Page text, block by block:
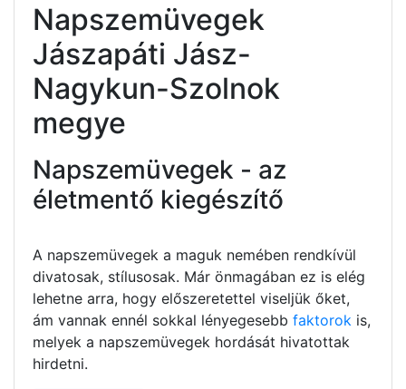
Napszemüvegek
Jászapáti Jász-
Nagykun-Szolnok
megye
Napszemüvegek - az
életmentő kiegészítő
A napszemüvegek a maguk nemében rendkívül
divatosak, stílusosak. Már önmagában ez is elég
lehetne arra, hogy előszeretettel viseljük őket,
ám vannak ennél sokkal lényegesebb faktorok is,
melyek a napszemüvegek hordását hivatottak
hirdetni.